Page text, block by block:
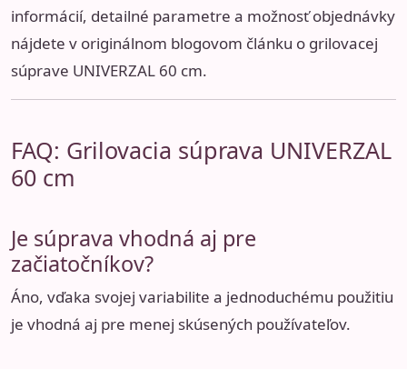
informácií, detailné parametre a možnosť objednávky
nájdete v originálnom blogovom článku o grilovacej
súprave UNIVERZAL 60 cm.
FAQ: Grilovacia súprava UNIVERZAL
60 cm
Je súprava vhodná aj pre
začiatočníkov?
Áno, vďaka svojej variabilite a jednoduchému použitiu
je vhodná aj pre menej skúsených používateľov.